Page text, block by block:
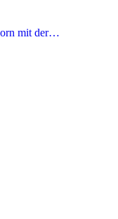
mit der…